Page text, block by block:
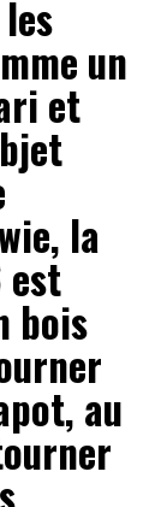
un
et
la
est
bois
au